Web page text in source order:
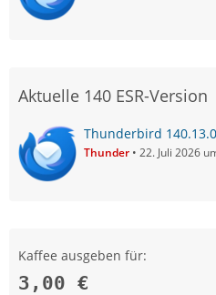
Aktuelle 140 ESR-Version
Thunderbird
Thunder 22. Juli 2026
Kaffee ausgeben für:
3,00 €